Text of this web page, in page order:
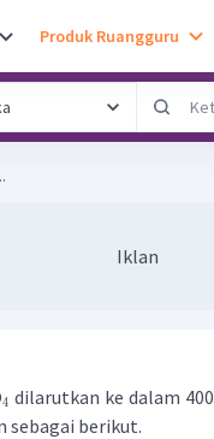
Produk Ruangguru
Iklan
4 dilarutkan ke dalam 400
sebagai berikut.